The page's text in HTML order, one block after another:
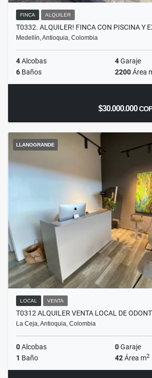
FINCA ALQUILER
T0332. ALQUILER! FINCA CON PISCINA Y
Medellín, Antioquia, Colombia
4Alcobas 4Garaje
6 Baños 2200Área
$30.000.000COP
LLANOGRANDE
LOCAL VENTA
T0312 ALQUILER VENTA LOCAL DE
La Ceja, Antioquia, Colombia
0Alcobas 0Garaje
1 Baño 42Área m2